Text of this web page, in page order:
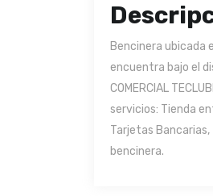
Bencinera ubicada
encuentra bajo el
COMERCIAL
servicios: Tienda
Tarjetas
bencinera.